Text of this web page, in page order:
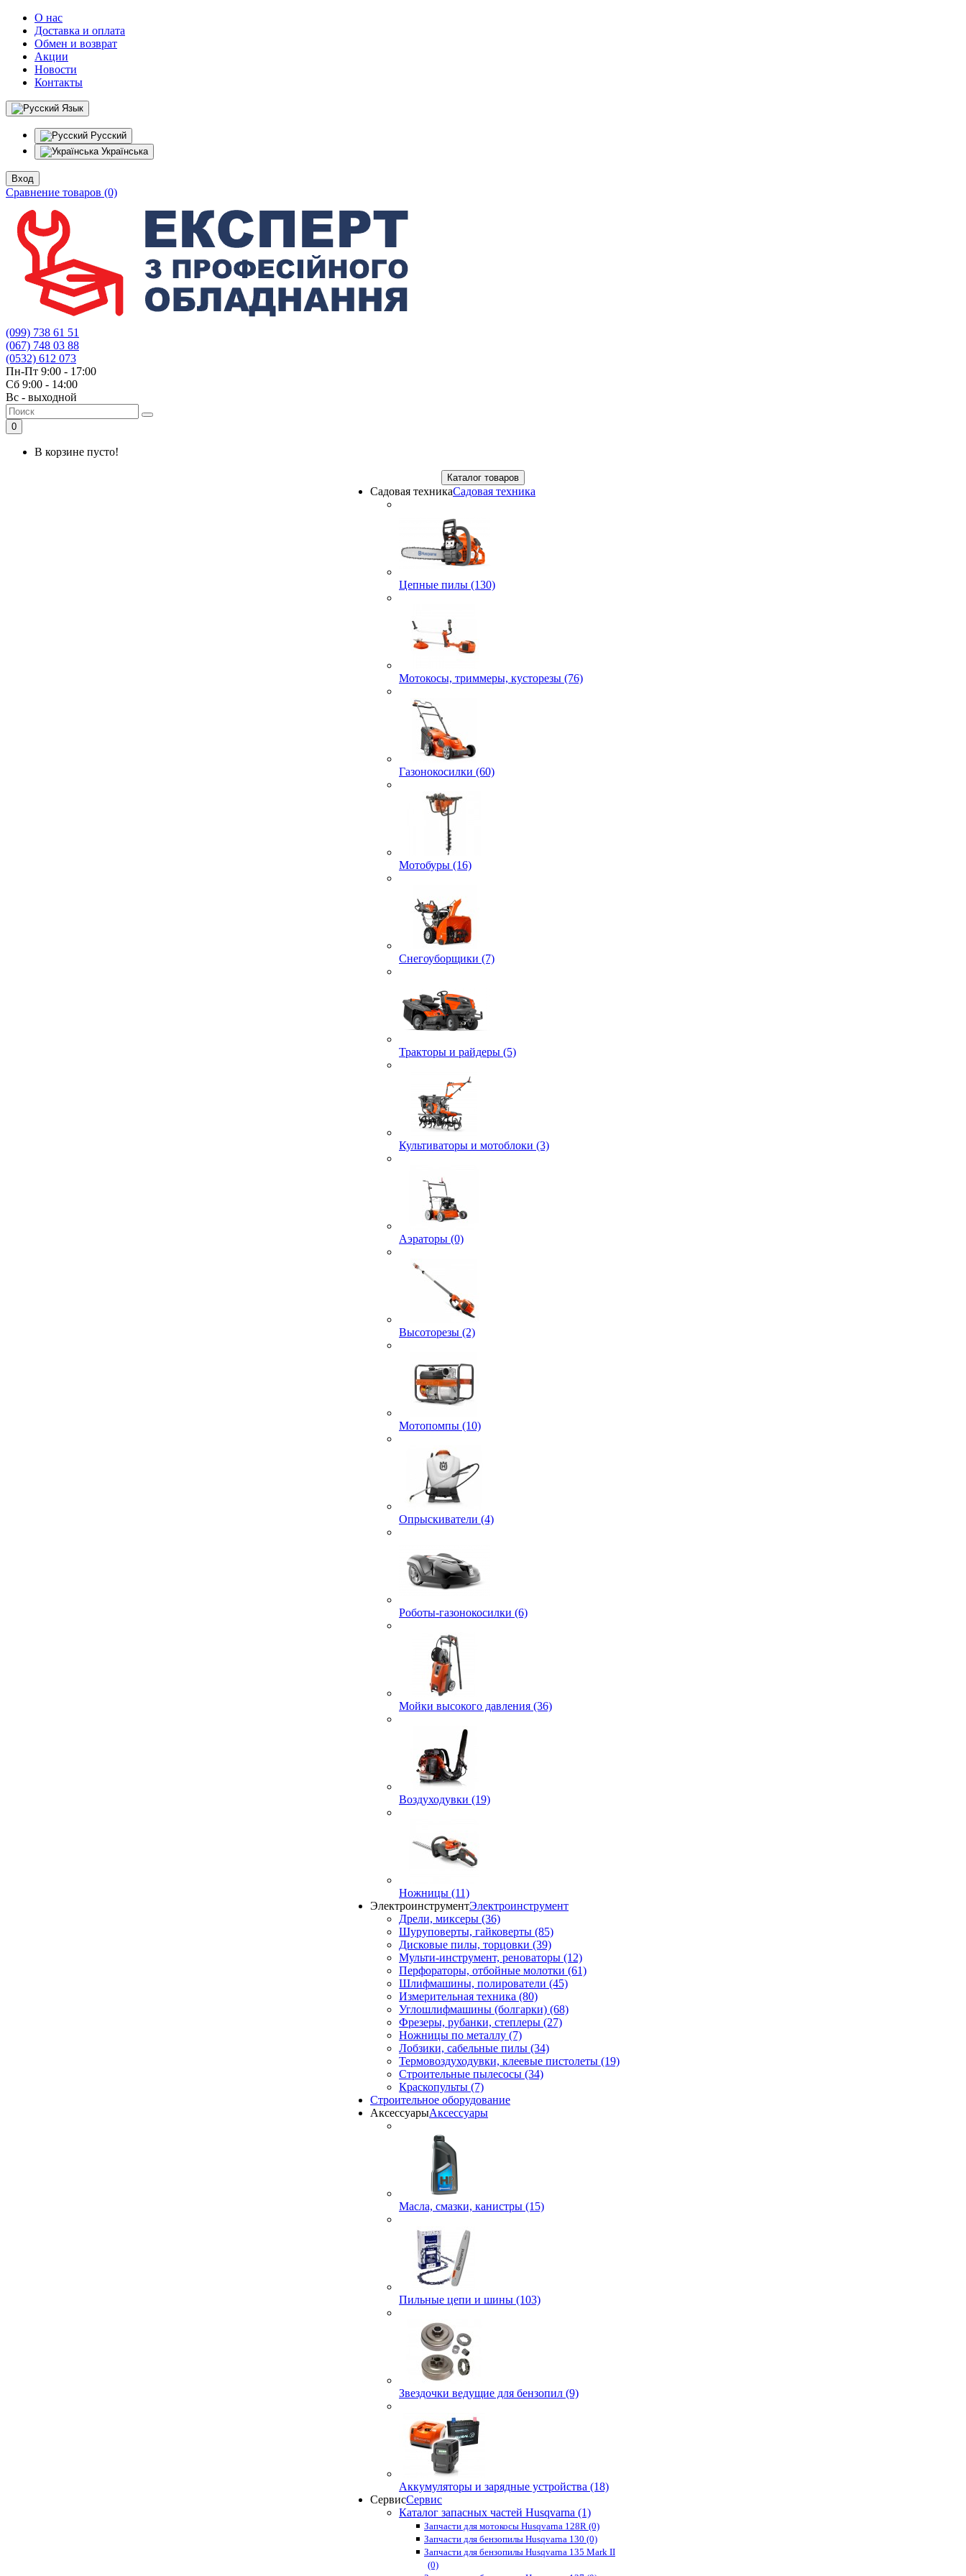
О нас
Доставка и оплата
Обмен и возврат
Акции
Новости
Контакты
Язык
Русский
Українська
Вход
Сравнение товаров (0)
(099) 738 61 51
(067) 748 03 88
(0532) 612 073
Пн-Пт 9:00 - 17:00
Сб 9:00 - 14:00
Вс - выходной
0
В корзине пусто!
Каталог товаров
Садовая техникаСадовая техника
Цепные пилы (130)
Мотокосы, триммеры, кусторезы (76)
Газонокосилки (60)
Мотобуры (16)
Снегоуборщики (7)
Тракторы и райдеры (5)
Культиваторы и мотоблоки (3)
Аэраторы (0)
Высоторезы (2)
Мотопомпы (10)
Опрыскиватели (4)
Роботы-газонокосилки (6)
Мойки высокого давления (36)
Воздуходувки (19)
Ножницы (11)
ЭлектроинструментЭлектроинструмент
Дрели, миксеры (36)
Шуруповерты, гайковерты (85)
Дисковые пилы, торцовки (39)
Мульти-инструмент, реноваторы (12)
Перфораторы, отбойные молотки (61)
Шлифмашины, полирователи (45)
Измерительная техника (80)
Углошлифмашины (болгарки) (68)
Фрезеры, рубанки, степлеры (27)
Ножницы по металлу (7)
Лобзики, сабельные пилы (34)
Термовоздуходувки, клеевые пистолеты (19)
Строительные пылесосы (34)
Краскопульты (7)
Строительное оборудование
АксессуарыАксессуары
Масла, смазки, канистры (15)
Пильные цепи и шины (103)
Звездочки ведущие для бензопил (9)
Аккумуляторы и зарядные устройства (18)
СервисСервис
Каталог запасных частей Husqvarna (1)
Запчасти для мотокосы Husqvarna 128R (0)
Запчасти для бензопилы Husqvarna 130 (0)
Запчасти для бензопилы Husqvarna 135 Mark II
(0)